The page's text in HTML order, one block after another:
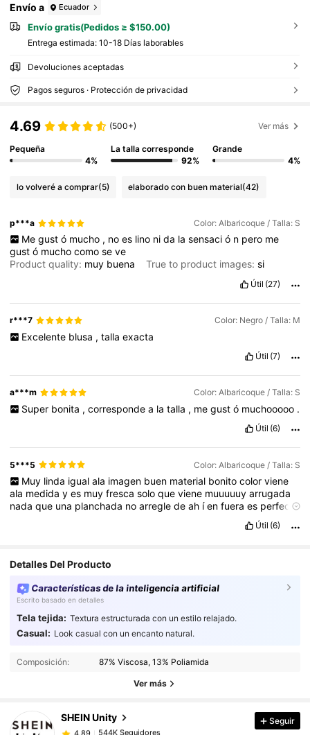
Envío a Ecuador
Envío gratis(Pedidos ≥ $150.00)
Entrega estimada: 10-18 Días laborables
Devoluciones aceptadas
Pagos seguros · Protección de privacidad
4.69 (500+) Ver más
Pequeña
4%
La talla corresponde
92%
Grande
4%
lo volveré a comprar(5) elaborado con buen material(42)
p***a Color: Albaricoque / Talla: S
Me gust ó mucho , no es lino ni da la sensaci ó n pero me
gustó muchocomoseve
Product quality: muy buena True to product images:si
Útil (27)
r***7 Color: Negro / Talla: M
Excelente blusa , talla exacta
Útil (7)
a***m Color: Albaricoque / Talla: S
Super bonita , corresponde a la talla , me gust ó muchooooo .
Útil (6)
5***5 Color: Albaricoque / Talla: S
Muy linda igual ala imagen buen material bonito color viene
ala medidayes muyfrescasoloqueviene muuuuuyarrugada
nadaque una planchada noarregledeah íenfueraes perfecta
Útil (6)
Detalles Del Producto
Características de la inteligencia artificial
Escrito basado en detalles
Tela tejida: Textura estructurada con un estilo relajado.
Casual: Look casual con un encanto natural.
Composición: 87% Viscosa, 13% Poliamida
Ver más
SHEIN Unity
544K Seguidores
544K Seguidores
4.89
544K Seguidores
Seguir